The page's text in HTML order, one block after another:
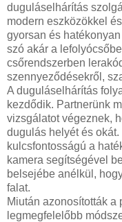
duguláselhárítás
modern eszközökkel
gyorsan és
szó akár a
csőrendszerben
szennyeződésekről,
A duguláselhárítás
kezdődik. Partnerünk
vizsgálatot végeznek,
dugulás helyét és
kulcsfontosságú a
kamera segítségével
belsejébe anélkül,
falat.
Miután azonosították a
legmegfelelőbb